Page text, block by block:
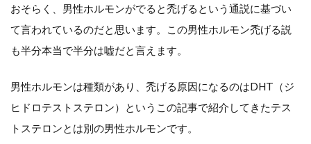
おそらく、男性ホルモンがでると禿げるという通説に基づい
て言われているのだと思います。この男性ホルモン禿げる説
も半分本当で半分は嘘だと言えます。
男性ホルモンは種類があり、禿げる原因になるのはDHT（ジ
ヒドロテストステロン）というこの記事で紹介してきたテス
トステロンとは別の男性ホルモンです。